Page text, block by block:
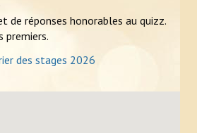
de réponses honorables au quizz.
premiers.
des stages 2026